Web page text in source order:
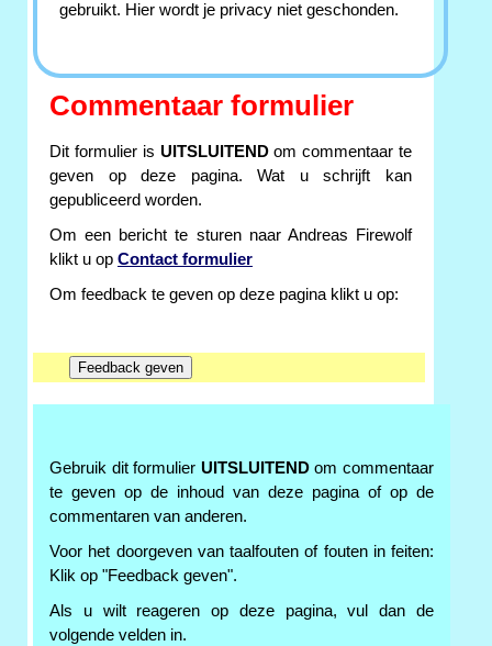
gebruikt. Hier wordt je privacy niet geschonden.
Commentaar formulier
Dit formulier is UITSLUITENDom commentaar te
geven op deze pagina. Wat u schrijft kan
gepubliceerd worden.
Om een bericht te sturen naar Andreas Firewolf
klikt u op Contact formulier
Om feedback te geven op deze pagina klikt u op:
Gebruik dit formulier UITSLUITENDom commentaar
te geven op de inhoud van deze pagina of op de
commentaren van anderen.
Voor het doorgeven van taalfouten of fouten in feiten:
Klik op "Feedback geven".
Als u wilt reageren op deze pagina, vul dan de
volgende velden in.